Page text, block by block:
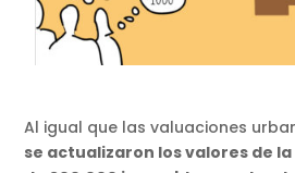
Al igual que las valuaciones
se actualizaron los valores de